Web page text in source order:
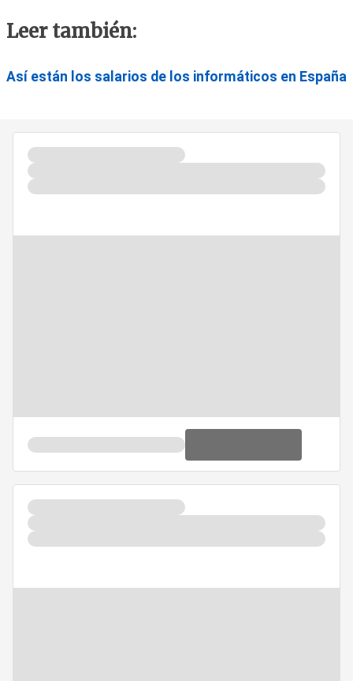
Leer también:
Así están los salarios de los informáticos en España